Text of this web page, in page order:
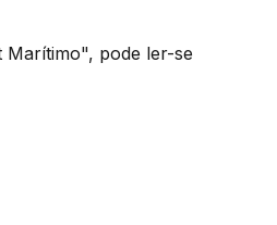
Marítimo", pode ler-se